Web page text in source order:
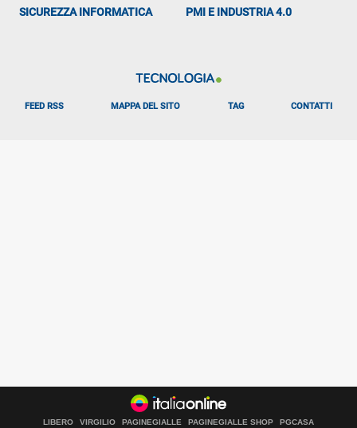
SICUREZZA INFORMATICA PMI E INDUSTRIA 4.0
FEED RSS MAPPA DEL SITO TAG CONTATTI
LIBERO VIRGILIO PAGINEGIALLE PAGINEGIALLE SHOP PGCASA